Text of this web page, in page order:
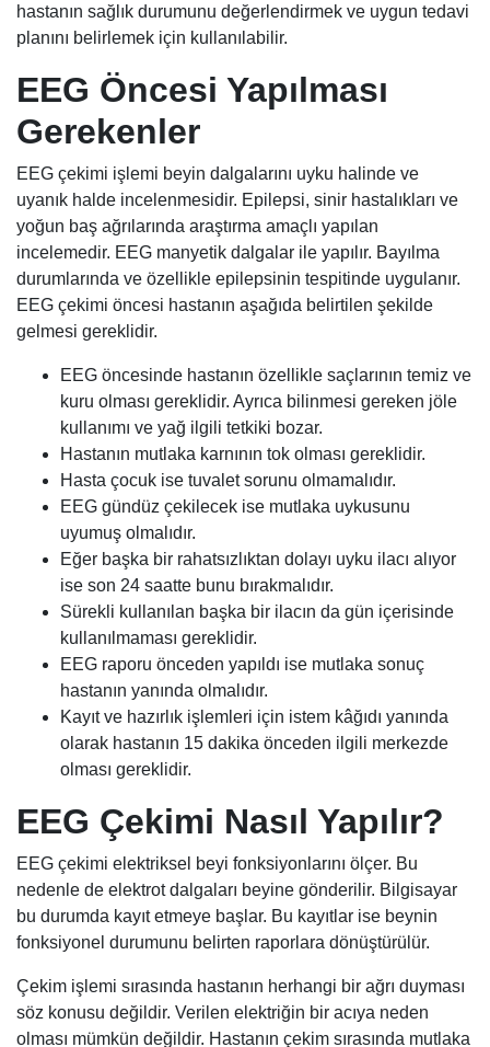
hastanın sağlık durumunu değerlendirmek ve uygun tedavi
planını belirlemek için kullanılabilir.
EEG Öncesi Yapılması
Gerekenler
EEG çekimi işlemi beyin dalgalarını uyku halinde ve
uyanık halde incelenmesidir. Epilepsi, sinir hastalıkları ve
yoğun baş ağrılarında araştırma amaçlı yapılan
incelemedir. EEG manyetik dalgalar ile yapılır. Bayılma
durumlarında ve özellikle epilepsinin tespitinde uygulanır.
EEG çekimi öncesi hastanın aşağıda belirtilen şekilde
gelmesi gereklidir.
EEG öncesinde hastanın özellikle saçlarının temiz ve
kuru olması gereklidir. Ayrıca bilinmesi gereken jöle
kullanımı ve yağ ilgili tetkiki bozar.
Hastanın mutlaka karnının tok olması gereklidir.
Hasta çocuk ise tuvalet sorunu olmamalıdır.
EEG gündüz çekilecek ise mutlaka uykusunu
uyumuş olmalıdır.
Eğer başka bir rahatsızlıktan dolayı uyku ilacı alıyor
ise son 24 saatte bunu bırakmalıdır.
Sürekli kullanılan başka bir ilacın da gün içerisinde
kullanılmaması gereklidir.
EEG raporu önceden yapıldı ise mutlaka sonuç
hastanın yanında olmalıdır.
Kayıt ve hazırlık işlemleri için istem kâğıdı yanında
olarak hastanın 15 dakika önceden ilgili merkezde
olması gereklidir.
EEG Çekimi Nasıl Yapılır?
EEG çekimi elektriksel beyi fonksiyonlarını ölçer. Bu
nedenle de elektrot dalgaları beyine gönderilir. Bilgisayar
bu durumda kayıt etmeye başlar. Bu kayıtlar ise beynin
fonksiyonel durumunu belirten raporlara dönüştürülür.
Çekim işlemi sırasında hastanın herhangi bir ağrı duyması
söz konusu değildir. Verilen elektriğin bir acıya neden
olması mümkün değildir. Hastanın çekim sırasında mutlaka